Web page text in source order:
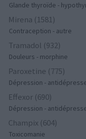
Glande thyroïde -
Mirena (1581)
Contraception - autre
Tramadol (932)
Douleurs - morphine
Paroxetine (775)
Dépression -
Effexor (690)
Dépression -
Champix (604)
Toxicomanie